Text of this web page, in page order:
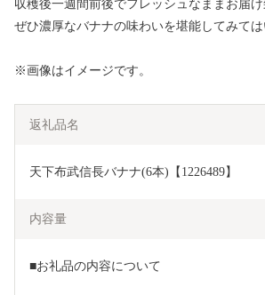
収穫後一週間前後でフレッシュなままお届け
ぜひ濃厚なバナナの味わいを堪能してみて
※画像はイメージです。
返礼品名
天下布武信長バナナ(6本)【1226489】
内容量
■お礼品の内容について